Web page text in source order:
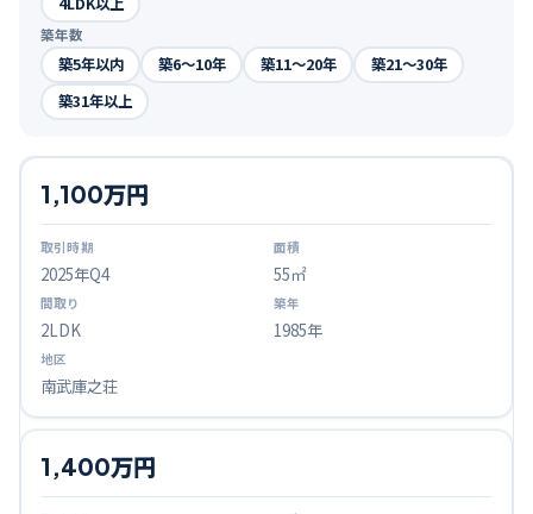
築年数
築5年以内 築6〜10年 築11〜20年
築21〜30年
築31年以上
2025年Q4
1,100万円
55㎡
2LDK 1985年
南武庫之荘
1,400万円